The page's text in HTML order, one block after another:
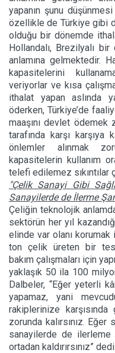
yapanın şunu
özellikle de Türkiye gibi
olduğu bir dönemde
Hollandalı, Brezilyalı
anlamına gelmektedir.
kapasitelerini
veriyorlar ve kısa
ithalat yapan aslında
öderken, Türkiye’de
maaşını devlet ödemek
tarafında karşı karşıya
önlemler alınmak
kapasitelerin kullanım
telefi edilemez sıkıntılar
"Çelik Sanayi Gibi
Sanayilerde de İlerme
Çeliğin teknolojik
sektörün her yıl
elinde var olanı korumak
ton çelik üreten bir
bakım çalışmaları için
yaklaşık 50 ila 100
Dalbeler, “Eğer yeterli
yapamaz, yani
rakiplerinize
zorunda kalırsınız.
sanayilerde de ilerleme
ortadan kaldırırsınız” dedi.